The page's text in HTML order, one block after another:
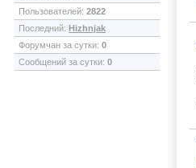
Пользователей: 2822
Последний: Hizhnjak
Форумчан за сутки: 0
Сообщений за сутки: 0